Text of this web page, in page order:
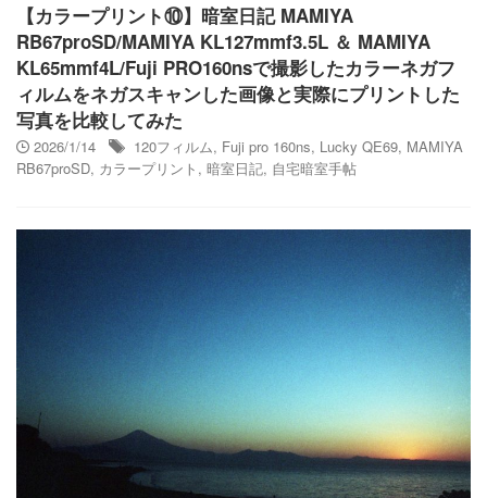
【カラープリント⑩】暗室日記 MAMIYA
RB67proSD/MAMIYA KL127mmf3.5L ＆ MAMIYA
KL65mmf4L/Fuji PRO160nsで撮影したカラーネガフ
ィルムをネガスキャンした画像と実際にプリントした
写真を比較してみた
2026/1/14 120フィルム, Fuji pro 160ns, Lucky QE69, MAMIYA
RB67proSD, カラープリント , 暗室日記, 自宅暗室手帖